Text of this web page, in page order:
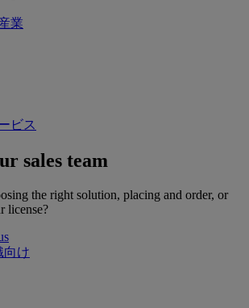
業
ビス
sales team
the right solution, placing and order, or
license?
向け